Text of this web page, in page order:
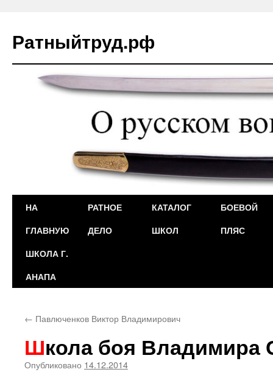
Ратныйтруд.рф
Перейти
содержимому
НА
ГЛАВНУЮ
РАТНОЕ
ДЕЛО
КАТАЛОГ
ШКОЛ
БОЕВОЙ
ПЛЯС
ШКОЛА Г.
АНАПА
← Павлюченков Виктор Владимирович
Школа боя Владимира
Опубликовано 14.12.2014